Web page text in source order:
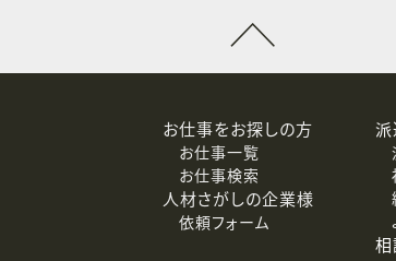
準を満たした委託先に、個人情報を委託する場合
（利用目的の通知、開示、訂正、追加または削除
お仕事をお探しの方
お仕事一覧
お仕事検索
人材さがしの企業様
依頼フォーム
派